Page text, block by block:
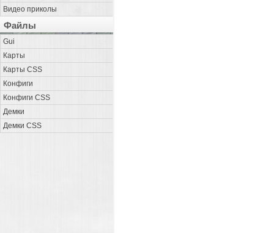
Видео приколы
Файлы
Gui
Карты
Карты CSS
Конфиги
Конфиги CSS
Демки
Демки CSS